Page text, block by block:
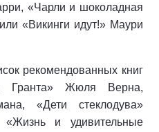
«Чарли и шоколадная
«Викинги идут!» Маури
рекомендованных книг
Гранта» Жюля Верна,
«Дети стеклодува»
и удивительные